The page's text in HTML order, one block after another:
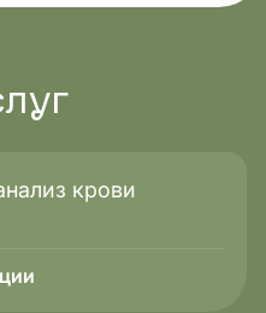
что наличие антител
стратегию
аллергических и
крови